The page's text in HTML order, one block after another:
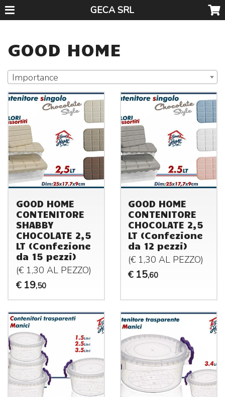
GECA SRL
GOOD HOME
Importance
GOOD HOME
CONTENITORE
SHABBY
CHOCOLATE 2,5
LT (Confezione
da 15 pezzi)
(€ 1,30 AL PEZZO)
€ 19,50
GOOD HOME
CONTENITORE
CHOCOLATE 2,5
LT (Confezione
da 12 pezzi)
(€ 1,30 AL PEZZO)
€ 15,60